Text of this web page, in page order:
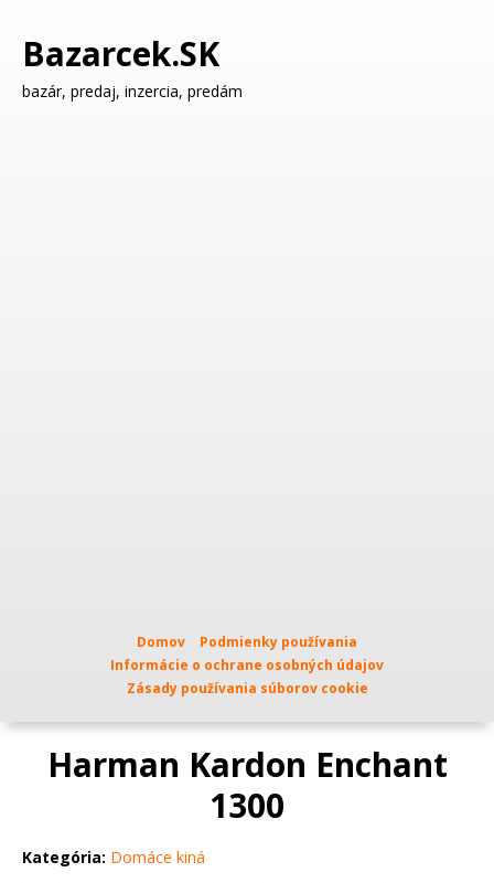
Bazarcek.SK
bazár, predaj, inzercia, predám
Domov
Podmienky používania
Informácie o ochrane osobných údajov
Zásady používania súborov cookie
Harman Kardon Enchant
1300
Kategória: Domáce kiná